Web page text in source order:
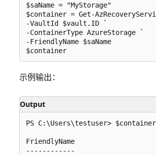
$saName = "MyStorage"
$container = Get-
-VaultId $vault.ID `
-ContainerType AzureStorage `
-FriendlyName $saName
示例输出：
Output
PS C:\Users\testuser> $container
FriendlyName
------------